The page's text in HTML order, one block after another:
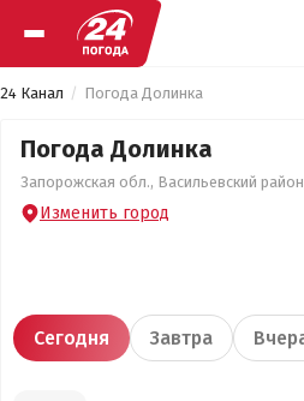
24 Канал Погода Долинка
Погода Долинка
Запорожская обл., Васильевский
Изменить город
Сегодня Завтра